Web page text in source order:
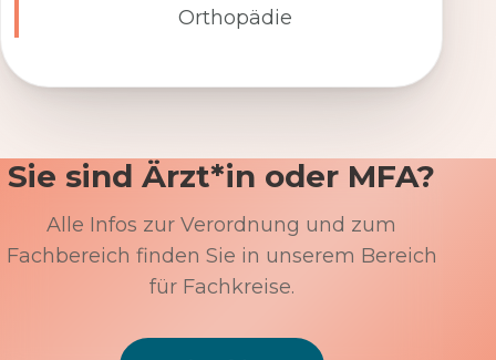
Orthopädie
Sie sind Ärzt*in oder MFA?
Alle Infos zur Verordnung und zum
Fachbereich finden Sie in unserem Bereich
für Fachkreise.